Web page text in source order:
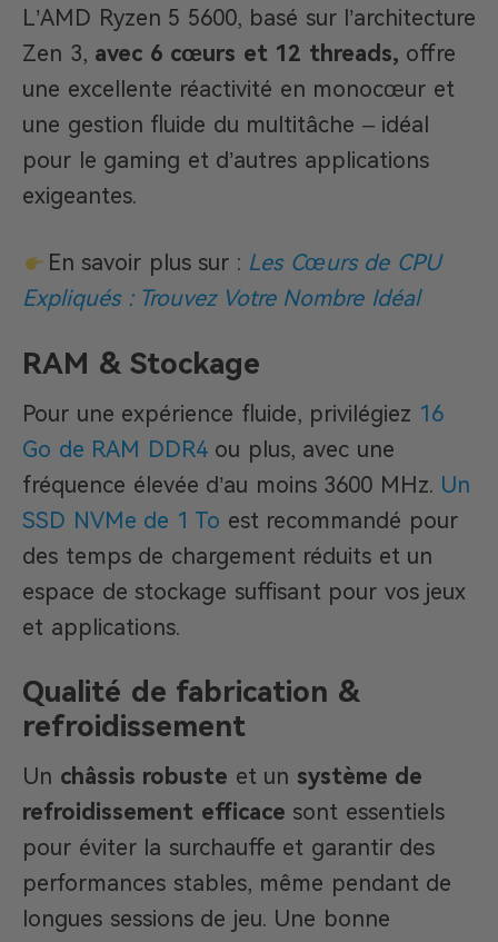
L’AMD Ryzen 5 5600, basé sur l’architecture
Zen 3, avec 6 cœurs et 12 threads, offre
une excellente réactivité en monocœur et
une gestion fluide du multitâche – idéal
pour le gaming et d’autres applications
exigeantes.
En savoir plus sur : Les Cœurs de CPU
Expliqués : Trouvez Votre Nombre Idéal
RAM & Stockage
Pour une expérience fluide, privilégiez 16
Go de RAM DDR4ou plus, avec une
fréquence élevée d’au moins 3600 MHz. Un
SSD NVMe de 1 To est recommandé pour
des temps de chargement réduits et un
espace de stockage suffisant pour vos jeux
et applications.
Qualité de fabrication &
refroidissement
Un châssis robuste et un système de
refroidissement efficace sont essentiels
pour éviter la surchauffe et garantir des
performances stables, même pendant de
longues sessions de jeu. Une bonne